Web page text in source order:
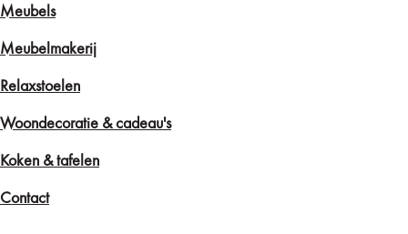
Meubels
Meubelmakerij
Relaxstoelen
Woondecoratie & cadeau's
Koken & tafelen
Contact